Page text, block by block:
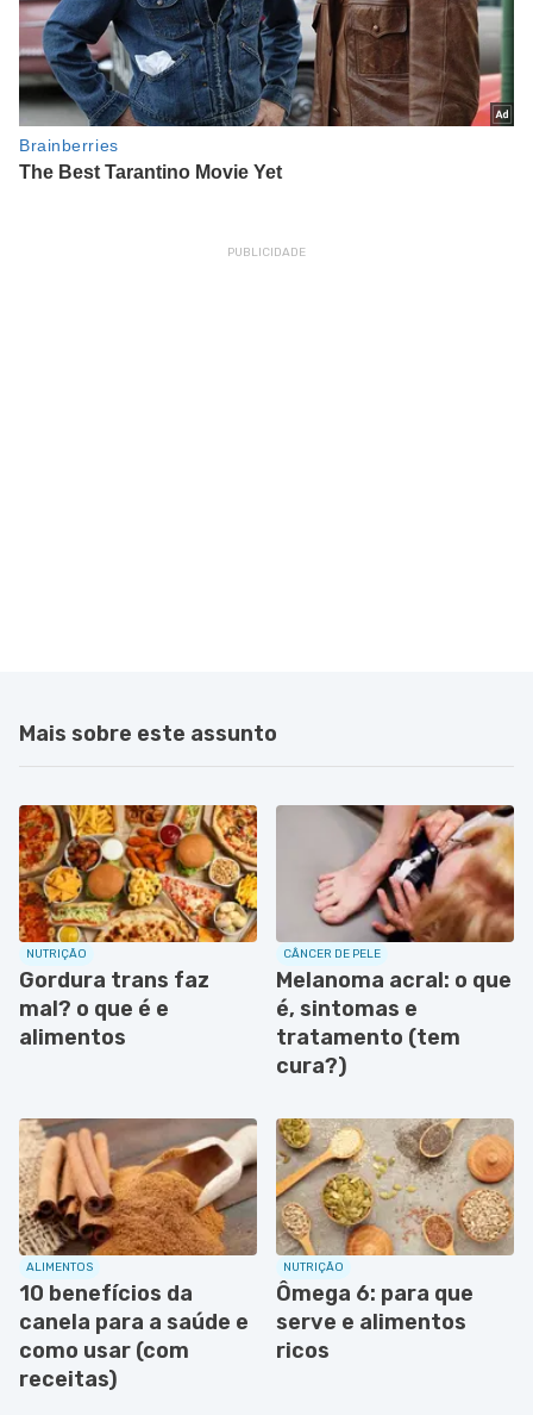
Mais sobre este assunto
NUTRIÇÃO
Gordura trans faz
mal? o que é e
alimentos
CÂNCER DE PELE
Melanoma acral: o que
é, sintomas e
tratamento (tem
cura?)
ALIMENTOS
10 benefícios da
canela para a saúde e
como usar (com
receitas)
NUTRIÇÃO
Ômega 6: para que
serve e alimentos
ricos